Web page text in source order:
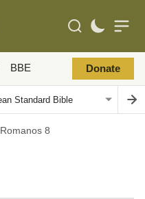
BBE Donate
Romanos 8